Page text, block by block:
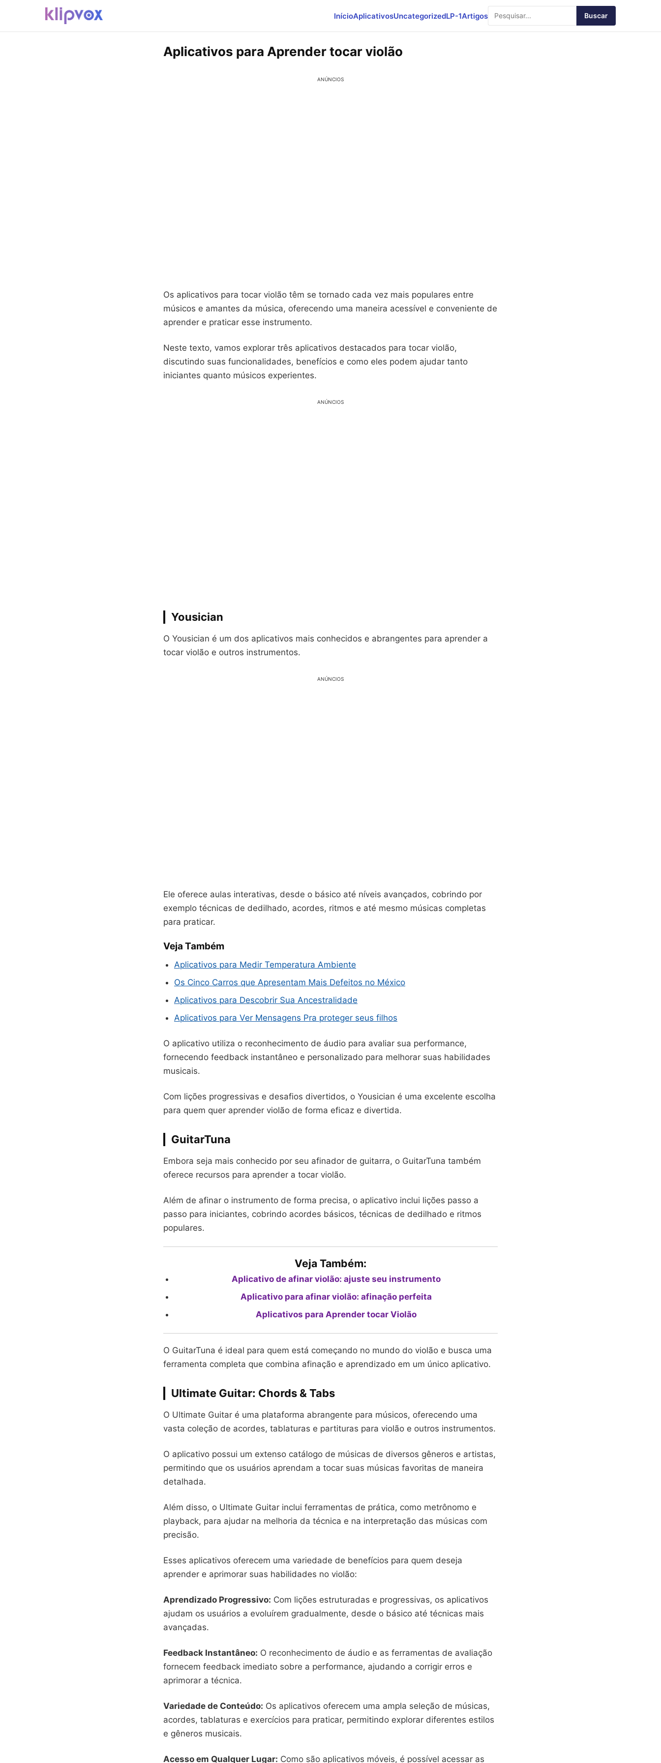
InícioAplicativosUncategorizedLP-1Artigos Buscar
Aplicativos para Aprender tocar violão
ANÚNCIOS
Os aplicativos para tocar violão têm se tornado cada vez mais populares entre
músicos e amantes da música, oferecendo uma maneira acessível e conveniente de
aprender e praticar esse instrumento.
Neste texto, vamos explorar três aplicativos destacados para tocar violão,
discutindo suas funcionalidades, benefícios e como eles podem ajudar tanto
iniciantes quanto músicos experientes.
ANÚNCIOS
Yousician
O Yousician é um dos aplicativos mais conhecidos e abrangentes para aprender a
tocar violão e outros instrumentos.
ANÚNCIOS
Ele oferece aulas interativas, desde o básico até níveis avançados, cobrindo por
exemplo técnicas de dedilhado, acordes, ritmos e até mesmo músicas completas
para praticar.
Veja Também
Aplicativos para Medir Temperatura Ambiente
Os Cinco Carros que Apresentam Mais Defeitos no México
Aplicativos para Descobrir Sua Ancestralidade
Aplicativos para Ver Mensagens Pra proteger seus filhos
O aplicativo utiliza o reconhecimento de áudio para avaliar sua performance,
fornecendo feedback instantâneo e personalizado para melhorar suas habilidades
musicais.
Com lições progressivas e desafios divertidos, o Yousician é uma excelente escolha
para quem quer aprender violão de forma eficaz e divertida.
GuitarTuna
Embora seja mais conhecido por seu afinador de guitarra, o GuitarTuna também
oferece recursos para aprender a tocar violão.
Além de afinar o instrumento de forma precisa, o aplicativo inclui lições passo a
passo para iniciantes, cobrindo acordes básicos, técnicas de dedilhado e ritmos
populares.
Veja Também:
Aplicativo de afinar violão: ajuste seu instrumento
Aplicativo para afinar violão: afinação perfeita
Aplicativos para Aprender tocar Violão
O GuitarTuna é ideal para quem está começando no mundo do violão e busca uma
ferramenta completa que combina afinação e aprendizado em um único aplicativo.
Ultimate Guitar: Chords & Tabs
O Ultimate Guitar é uma plataforma abrangente para músicos, oferecendo uma
vasta coleção de acordes, tablaturas e partituras para violão e outros instrumentos.
O aplicativo possui um extenso catálogo de músicas de diversos gêneros e artistas,
permitindo que os usuários aprendam a tocar suas músicas favoritas de maneira
detalhada.
Além disso, o Ultimate Guitar inclui ferramentas de prática, como metrônomo e
playback, para ajudar na melhoria da técnica e na interpretação das músicas com
precisão.
Esses aplicativos oferecem uma variedade de benefícios para quem deseja
aprender e aprimorar suas habilidades no violão:
Aprendizado Progressivo: Com lições estruturadas e progressivas, os aplicativos
ajudam os usuários a evoluírem gradualmente, desde o básico até técnicas mais
avançadas.
Feedback Instantâneo: O reconhecimento de áudio e as ferramentas de avaliação
fornecem feedback imediato sobre a performance, ajudando a corrigir erros e
aprimorar a técnica.
Variedade de Conteúdo: Os aplicativos oferecem uma ampla seleção de músicas,
acordes, tablaturas e exercícios para praticar, permitindo explorar diferentes estilos
e gêneros musicais.
Acesso em Qualquer Lugar: Como são aplicativos móveis, é possível acessar as